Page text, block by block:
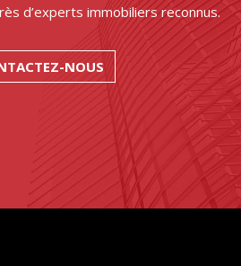
d’experts immobiliers reconnus.
NOUS